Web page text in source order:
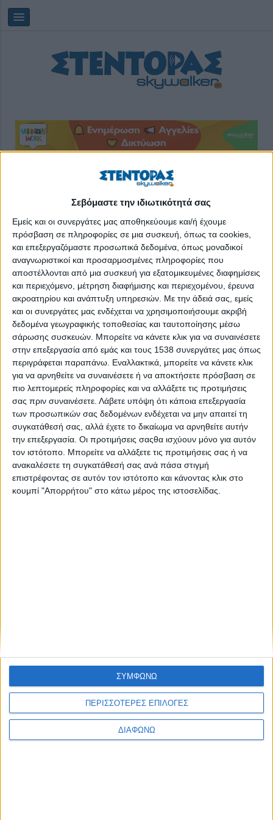
Σεβόμαστε την ιδιωτικότητά σας
Εμείς και οι συνεργάτες μας αποθηκεύουμε και/ή έχουμε
πρόσβαση σε πληροφορίες σε μια συσκευή, όπως τα cookies,
και επεξεργαζόμαστε προσωπικά δεδομένα, όπως μοναδικοί
αναγνωριστικοί και προσαρμοσμένες πληροφορίες που
αποστέλλονται από μια συσκευή για εξατομικευμένες διαφημίσεις
και περιεχόμενο, μέτρηση διαφήμισης και περιεχομένου, έρευνα
ακροατηρίου και ανάπτυξη υπηρεσιών. Με την άδειά σας, εμείς
και οι συνεργάτες μας ενδέχεται να χρησιμοποιήσουμε ακριβή
δεδομένα γεωγραφικής τοποθεσίας και ταυτοποίησης μέσω
σάρωσης συσκευών. Μπορείτε να κάνετε κλικ για να συναινέσετε
στην επεξεργασία από εμάς και τους 1538 συνεργάτες μας όπως
περιγράφεται παραπάνω. Εναλλακτικά, μπορείτε να κάνετε κλικ
για να αρνηθείτε να συναινέσετε ή να αποκτήσετε πρόσβαση σε
πιο λεπτομερείς πληροφορίες και να αλλάξετε τις προτιμήσεις
σας πριν συναινέσετε. Λάβετε υπόψη ότι κάποια επεξεργασία
των προσωπικών σας δεδομένων ενδέχεται να μην απαιτεί τη
συγκατάθεσή σας, αλλά έχετε το δικαίωμα να αρνηθείτε αυτήν
την επεξεργασία. Οι προτιμήσεις σαςθα ισχύουν μόνο για αυτόν
τον ιστότοπο. Μπορείτε να αλλάξετε τις προτιμήσεις σας ή να
ανακαλέσετε τη συγκατάθεσή σας ανά πάσα στιγμή
επιστρέφοντας σε αυτόν τον ιστότοπο και κάνοντας κλικ στο
κουμπί "Απορρήτου" στο κάτω μέρος της ιστοσελίδας.
ΠΕΡΙΣΣΟΤΕΡΕΣ ΕΠΙΛΟΓΕΣ
ΔΙΑΦΩΝΩ
ΣΥΜΦΩΝΩ
Παρασκευή, 07/08/202621:00:47
H Eπιστήμη στη σκηνή. Η Επιστήμη αλλιώς!
H Eπιστήμη στη σκηνή. Η Επιστήμη αλλιώς!
H επιστήμη στη σκηνή… η επιστήμη αλλιώς!
Oι Science Reactors επιστρέφουν στο Μουσείο
Ηρακλειδών με μια διαφορετική παράσταση Stand up
Science
The Science of CSI: Έγκλημα στο Εργαστήριο
Οι Science Reactors παρουσιάζουν ένα διαφορετικό